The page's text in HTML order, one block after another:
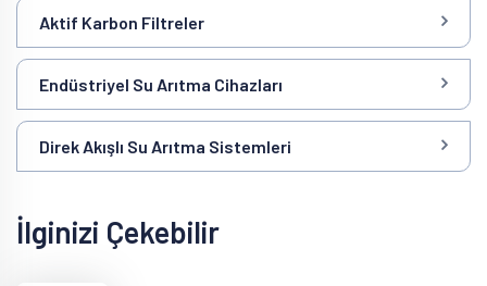
Aktif Karbon Filtreler
Endüstriyel Su Arıtma Cihazları
Direk Akışlı Su Arıtma Sistemleri
İlginizi Çekebilir